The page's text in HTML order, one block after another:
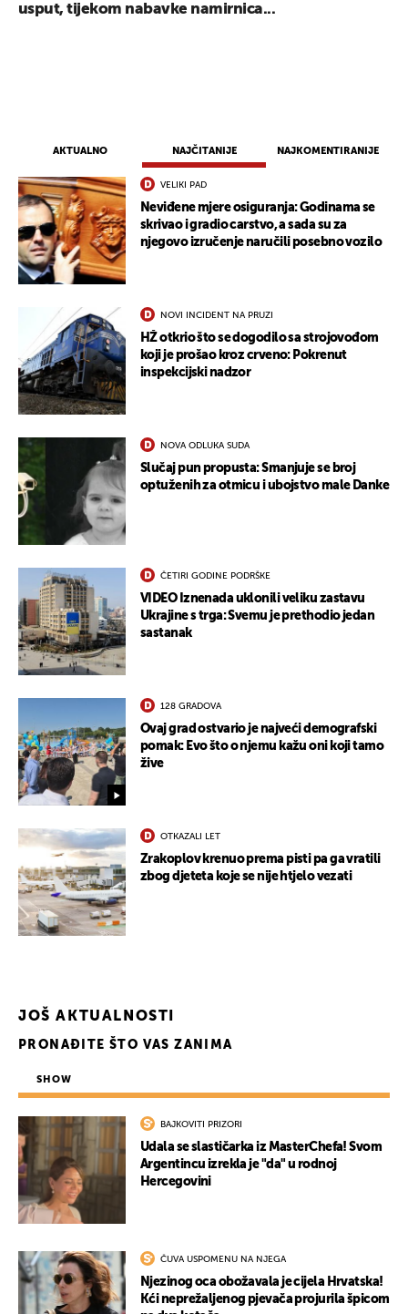
AKTUALNO NAJČITANIJE NAJKOMENTIRANIJE
VELIKI PAD
Neviđene mjere osiguranja: Godinama se
skrivao i gradio carstvo, a sada su za
njegovo izručenje naručili posebno vozilo
NOVI INCIDENT NA PRUZI
HŽ otkrio što se dogodilo sa strojovođom
koji je prošao kroz crveno: Pokrenut
inspekcijski nadzor
NOVA ODLUKA SUDA
Slučaj pun propusta: Smanjuje se broj
optuženih za otmicu i ubojstvo male Danke
ČETIRI GODINE PODRŠKE
VIDEO Iznenada uklonili veliku zastavu
Ukrajine s trga: Svemu je prethodio jedan
sastanak
128 GRADOVA
Ovaj grad ostvario je najveći demografski
pomak: Evo što o njemu kažu oni koji tamo
žive
OTKAZALI LET
Zrakoplov krenuo prema pisti pa ga vratili
zbog djeteta koje se nije htjelo vezati
JOŠ AKTUALNOSTI
usput, tijekom nabavke namirnica...
PRONAĐITE ŠTO VAS ZANIMA
SHOW
BAJKOVITI PRIZORI
Udala se slastičarka iz MasterChefa! Svom
Argentincu izrekla je "da" u rodnoj
Hercegovini
ČUVA USPOMENU NA NJEGA
Njezinog oca obožavala je cijela Hrvatska!
Kći neprežaljenog pjevača projurila špicom